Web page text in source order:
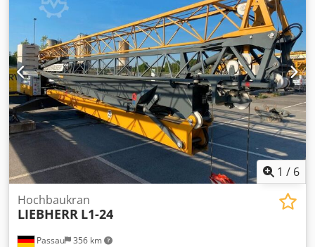
1 / 6
Passau 356 km
Hochbaukran
LIEBHERR L1-24